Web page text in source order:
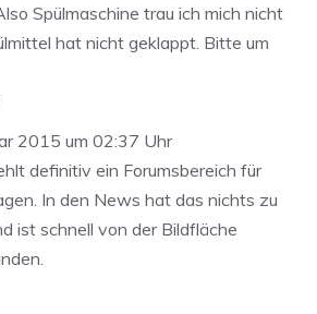
Spülmaschine trau ich mich nicht
hat nicht geklappt. Bitte um
2015 um 02:37 Uhr
definitiv ein Forumsbereich für
In den News hat das nichts zu
ist schnell von der Bildfläche